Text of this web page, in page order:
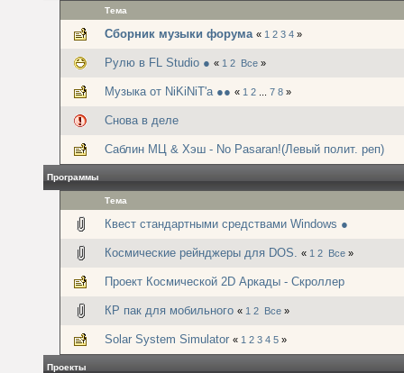
Тема
Сборник музыки форума « 1 2 3 4 »
Рулю в FL Studio ● « 1 2 Все »
Музыка от NiKiNiT'а ●● « 1 2 7 8 »
Снова в деле
Саблин МЦ & Хэш - No Pasaran!(Левый полит. реп)
Программы
Тема
Квест стандартными средствами Windows ●
Космические рейнджеры для DOS. « 1 2 Все »
Проект Космической 2D Аркады - Скроллер
КР пак для мобильного « 1 2 Все »
Solar System Simulator « 1 2 3 4 5 »
Проекты